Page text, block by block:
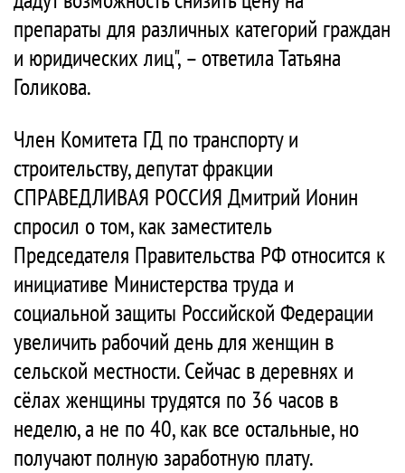
препараты для различных категорий граждан
и юридических лиц", – ответила Татьяна
Голикова.
Член Комитета ГД по транспорту и
строительству, депутат фракции
СПРАВЕДЛИВАЯ РОССИЯ Дмитрий Ионин
спросил о том, как заместитель
Председателя Правительства РФ относится к
инициативе Министерства труда и
социальной защиты Российской Федерации
увеличить рабочий день для женщин в
сельской местности. Сейчас в деревнях и
сёлах женщины трудятся по 36 часов в
неделю, а не по 40, как все остальные, но
получают полную заработную плату.